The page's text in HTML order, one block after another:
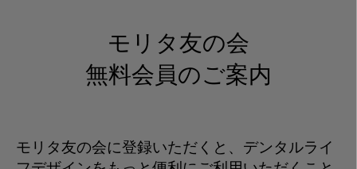
モリタ友の会
無料会員のご案内
モリタ友の会に登録いただくと、デンタルライ